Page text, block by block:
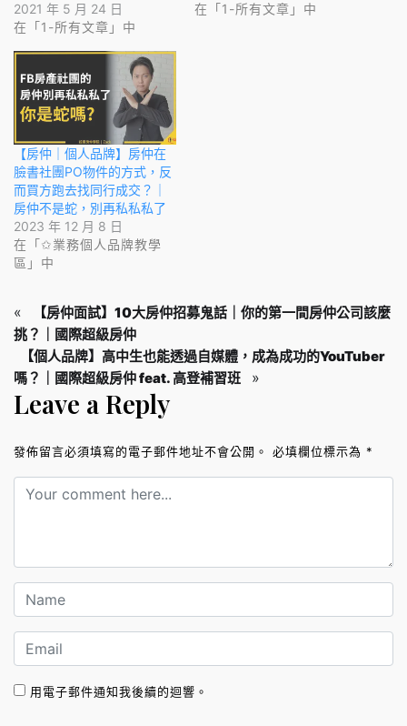
2021 年 5 月 24 日
在「1-所有文章」中
在「1-所有文章」中
【房仲｜個人品牌】房仲在
臉書社團PO物件的方式，反
而買方跑去找同行成交？｜
房仲不是蛇，別再私私私了
2023 年 12 月 8 日
在「✩業務個人品牌教學
區」中
«
【房仲面試】10大房仲招募鬼話｜你的第一間房仲公司該麼
挑？｜國際超級房仲
【個人品牌】高中生也能透過自媒體，成為成功的YouTuber
嗎？｜國際超級房仲 feat. 高登補習班
»
Leave a Reply
發佈留言必須填寫的電子郵件地址不會公開。 必填欄位標示為 *
用電子郵件通知我後續的迴響。